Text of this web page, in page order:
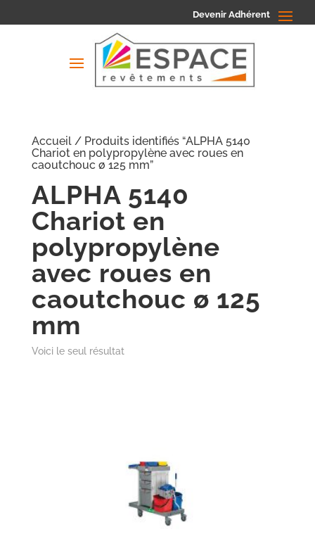
Devenir Adhérent
Accueil/ Produits identifiés “ALPHA 5140
Chariot en polypropylène avec roues en
caoutchouc ø 125 mm”
ALPHA 5140
Chariot en
polypropylène
avec roues en
caoutchouc ø 125
mm
Voici le seul résultat